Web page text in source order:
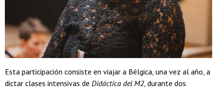
Esta participación consiste en viajar a Bélgica, una vez al año, a
dictar clases intensivas de Didáctica del M2, durante dos